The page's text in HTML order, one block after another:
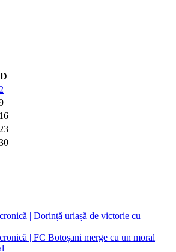
D
16
| Dorință uriașă de victorie cu
| FC Botoșani merge cu un moral